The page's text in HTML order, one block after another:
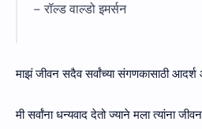
– रॉल्ड वाल्डो इमर्सन
माझं जीवन सदैव सर्वांच्या संगणकासाठी
मी सर्वांना धन्यवाद देतो ज्याने मला त्यांना